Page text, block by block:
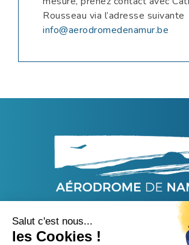
Rousseau via l’adresse suivante
info@aerodromedenamur.be
44, Rue Capitaine Aviateur Jacquet
info@aerodromedenamur.be
+32